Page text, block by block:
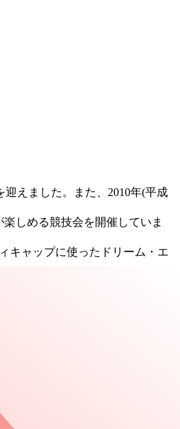
えました。また、2010年(平成
しめる競技会を開催していま
キャップに使ったドリーム・エ
したハンディキャップを使っ
を楽しんでいます。